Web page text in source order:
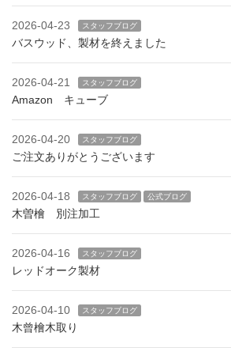
2026-04-23 スタッフブログ
バスウッド、製材を終えました
2026-04-21 スタッフブログ
Amazon キューブ
2026-04-20 スタッフブログ
ご注文ありがとうございます
2026-04-18 スタッフブログ 公式ブログ
木曽檜 別注加工
2026-04-16 スタッフブログ
レッドオーク製材
2026-04-10 スタッフブログ
木曾檜木取り